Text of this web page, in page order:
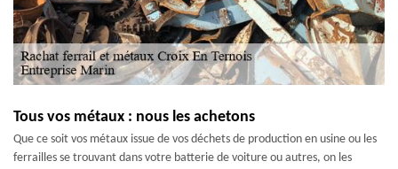
Tous vos métaux : nous les achetons
Que ce soit vos métaux issue de vos déchets de production en usine ou les
ferrailles se trouvant dans votre batterie de voiture ou autres, on les